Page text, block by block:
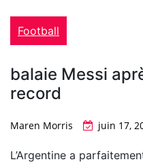
Football
balaie Messi
record
Maren Morris juin 17,
L’Argentine a